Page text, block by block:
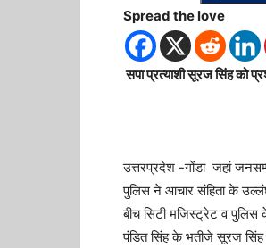
Spread the love
सपा प्रत्याशी सूरज सिंह को
उत्तरप्रदेश -गोंडा जहां
पुलिस ने आचार संहिता के
बीच सिटी मजिस्ट्रेट व पुलिस
पंडित सिंह के भतीजे सूरज सिंह